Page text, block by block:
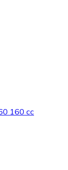
160 cc